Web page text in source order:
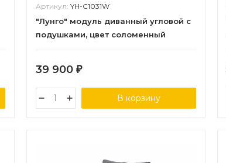
Артикул: YH-C1031W
"Лунго" модуль диванный угловой с
подушками, цвет соломенный
39 900 ₽
В корзину